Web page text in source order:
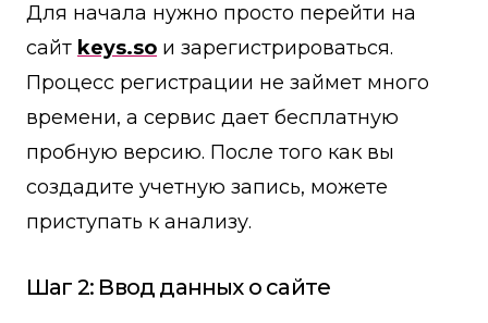
Для начала нужно просто перейти на
сайт keys.so и зарегистрироваться.
Процесс регистрации не займет много
времени, а сервис дает бесплатную
пробную версию. После того как вы
создадите учетную запись, можете
приступать к анализу.
Шаг 2: Ввод данных о сайте